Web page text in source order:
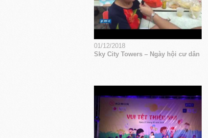
01/12/2018
Sky City Towers – Ngày hội cư dân